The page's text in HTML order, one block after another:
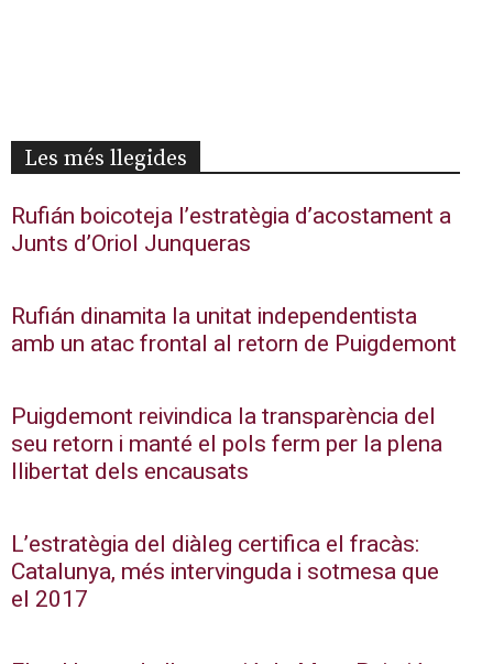
Les més llegides
Rufián boicoteja l’estratègia d’acostament a
Junts d’Oriol Junqueras
Rufián dinamita la unitat independentista
amb un atac frontal al retorn de Puigdemont
Puigdemont reivindica la transparència del
seu retorn i manté el pols ferm per la plena
llibertat dels encausats
L’estratègia del diàleg certifica el fracàs:
Catalunya, més intervinguda i sotmesa que
el 2017